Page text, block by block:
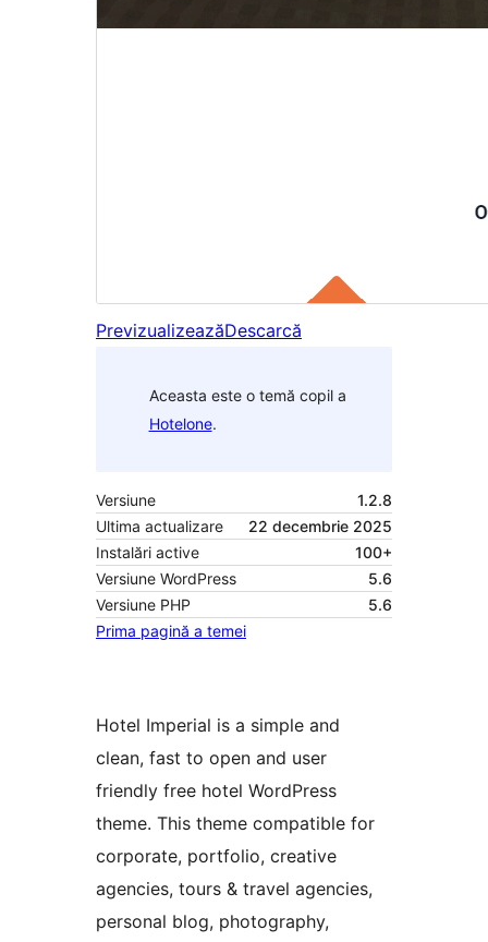
PrevizualizeazăDescarcă
Aceasta este o temă copil a
Hotelone.
Versiune
1.2.8
Ultima actualizare
22 decembrie 2025
Instalări active
100+
Versiune WordPress
5.6
Versiune PHP
5.6
Prima pagină a temei
Hotel Imperial is a simple and
clean, fast to open and user
friendly free hotel WordPress
theme. This theme compatible for
corporate, portfolio, creative
agencies, tours & travel agencies,
personal blog, photography,